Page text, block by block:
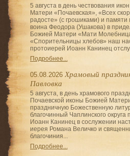
5 августа в день чествования
Матери «Почаевская», «Всех
радосте» (с грошиками) и памяти
воина Феодора (Ушакова) в
Божией Матери «Мати
«Спорительницы хлебов» наш
протоиерей Иоанн Канинец
Подробнее...
05.08.2026 Храмовый
Павловка
5 августа, в день храмового
Почаевской иконы Божией
праздничную Божественную
благочинный Чаплинского округа
Иоанн Канинец в сослужении
иерея Романа Величко и
благочиния...
Подробнее...